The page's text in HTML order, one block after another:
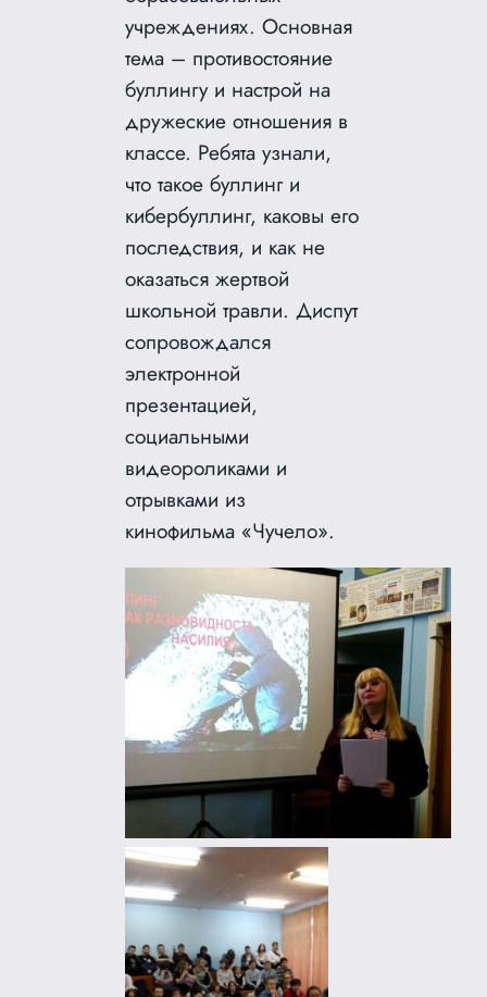
учреждениях. Основная
тема – противостояние
буллингу и настрой на
дружеские отношения в
классе. Ребята узнали,
что такое буллинг и
кибербуллинг, каковы его
последствия, и как не
оказаться жертвой
школьной травли. Диспут
сопровождался
электронной
презентацией,
социальными
видеороликами и
отрывками из
кинофильма «Чучело».